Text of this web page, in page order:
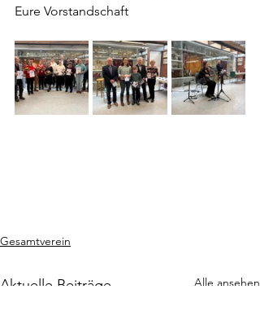
Eure Vorstandschaft
Gesamtverein
Aktuelle Beiträge Alle ansehen